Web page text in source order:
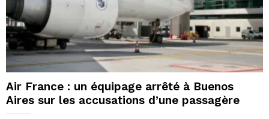
Air France : un équipage arrêté à Buenos
Aires sur les accusations d’une passagère